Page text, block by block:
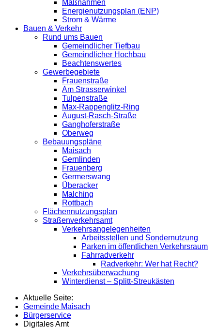
Maßnahmen
Energienutzungsplan (ENP)
Strom & Wärme
Bauen & Verkehr
Rund ums Bauen
Gemeindlicher Tiefbau
Gemeindlicher Hochbau
Beachtenswertes
Gewerbegebiete
Frauenstraße
Am Strasserwinkel
Tulpenstraße
Max-Rappenglitz-Ring
August-Rasch-Straße
Ganghoferstraße
Oberweg
Bebauungspläne
Maisach
Gernlinden
Frauenberg
Germerswang
Überacker
Malching
Rottbach
Flächennutzungsplan
Straßenverkehrsamt
Verkehrsangelegenheiten
Arbeitsstellen und Sondernutzung
Parken im öffentlichen Verkehrsraum
Fahrradverkehr
Radverkehr: Wer hat Recht?
Verkehrsüberwachung
Winterdienst – Splitt-Streukästen
Aktuelle Seite:
Gemeinde Maisach
Bürgerservice
Digitales Amt